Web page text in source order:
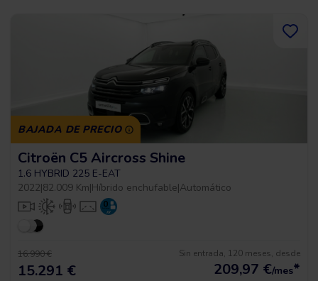
BAJADA DE PRECIO
Citroën C5 Aircross Shine
1.6 HYBRID 225 E-EAT
2022|82.009 Km|Híbrido enchufable|Automático
16.990 €
15.291 €
Sin entrada, 120 meses, desde
209,97 €/mes*